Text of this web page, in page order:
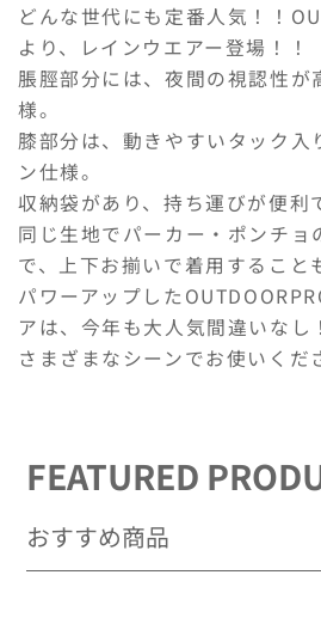
兼
用・
は
っ
水・
定
番】
の
数
量
を
減
ら
兼
用・
は
水・
番】
の
量
を
増
や
どんな世代にも定番人気！！
より、レインウエアー登場！！
脹脛部分には、夜間の視認性が
様。
膝部分は、動きやすいタック入
ン仕様。
収納袋があり、持ち運びが便利
同じ生地でパーカー・ポンチョ
で、上下お揃いで着用すること
パワーアップした
アは、今年も大人気間違いなし
さまざまなシーンでお使いくだ
FEATURED
おすすめ商品